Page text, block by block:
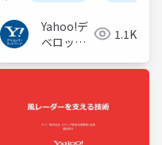
Yahoo!デ
ベロッパ
ワーク
1.1K